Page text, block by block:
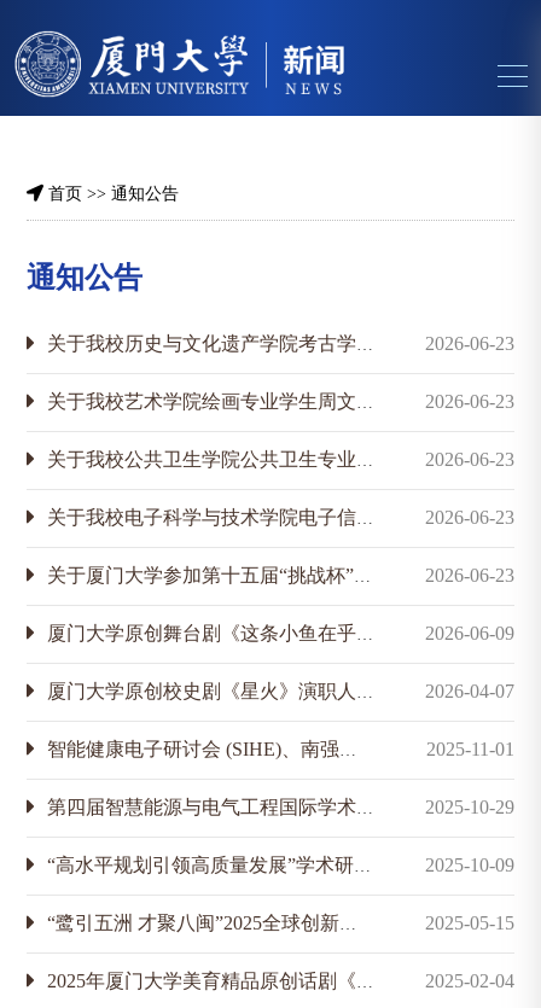
首页 >>通知公告
通知公告
关于我校历史与文化遗产学院考古学专业学生陈俊宇跨校参赛情况公示 2026-06-23
关于我校艺术学院绘画专业学生周文倩跨校参赛情况公示 2026-06-23
关于我校公共卫生学院公共卫生专业学生胡可跨校参赛情况公示 2026-06-23
关于我校电子科学与技术学院电子信息科学与技术专业学生徐云恬跨校参赛情况公示 2026-06-23
关于厦门大学参加第十五届“挑战杯”中国大学生创业计划竞赛推荐名单的公示 2026-06-23
厦门大学原创舞台剧《这条小鱼在乎》演职人员招募启事 2026-06-09
厦门大学原创校史剧《星火》演职人员招募启事 2026-04-07
智能健康电子研讨会 (SIHE)、南强学术论坛暨中国人工智能学会智能健康电子专业委员会成立大会公告 2025-11-01
第四届智慧能源与电气工程国际学术会议（SEEE 2025）公告 2025-10-29
“高水平规划引领高质量发展”学术研讨会征文启事 2025-10-09
“鹭引五洲 才聚八闽”2025全球创新创业大赛公告 2025-05-15
2025年厦门大学美育精品原创话剧《遥望海天月》招募启事 2025-02-04